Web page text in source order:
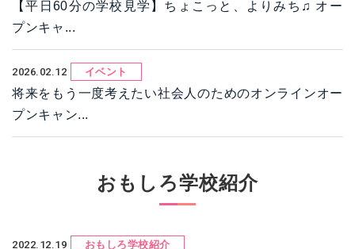
【平日60分の学校見学】ちょこっと、よりみち♫ オー
プンキャ...
2026.02.12 イベント
将来をもう一度考えたい社会人のためのオンラインオー
プンキャン...
おもしろ学校紹介
2022.12.19 おもしろ学校紹介